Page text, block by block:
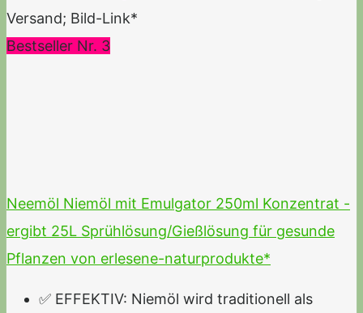
Versand; Bild-Link*
Bestseller Nr. 3
Neemöl Niemöl mit Emulgator 250ml Konzentrat -
ergibt 25L Sprühlösung/Gießlösung für gesunde
Pflanzen von erlesene-naturprodukte*
✅ EFFEKTIV: Niemöl wird traditionell als